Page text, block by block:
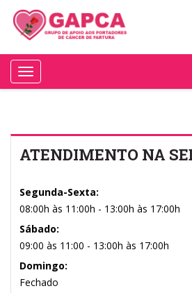
Toggle
navigation
ATENDIMENTO NA
Segunda-Sexta:
08:00h às 11:00h - 13:00h às 17:00h
Sábado:
09:00 às 11:00 - 13:00h às 17:00h
Domingo:
Fechado